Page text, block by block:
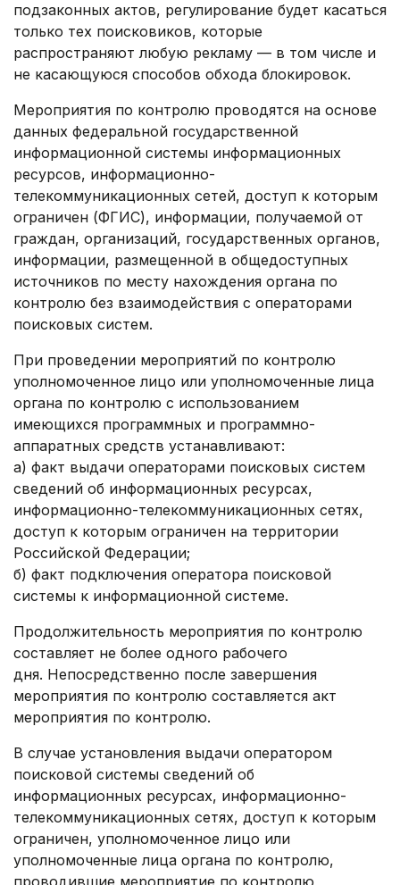
подзаконных актов, регулирование будет касаться
только тех поисковиков, которые
распространяют любую рекламу — в том числе и
не касающуюся способов обхода блокировок.
Мероприятия по контролю проводятся на основе
данных федеральной государственной
информационной системы информационных
ресурсов, информационно-
телекоммуникационных сетей, доступ к которым
ограничен (ФГИС), информации, получаемой от
граждан, организаций, государственных органов,
информации, размещенной в общедоступных
источников по месту нахождения органа по
контролю без взаимодействия с операторами
поисковых систем.
При проведении мероприятий по контролю
уполномоченное лицо или уполномоченные лица
органа по контролю с использованием
имеющихся программных и программно-
аппаратных средств устанавливают:
а) факт выдачи операторами поисковых систем
сведений об информационных ресурсах,
информационно-телекоммуникационных сетях,
доступ к которым ограничен на территории
Российской Федерации;
б) факт подключения оператора поисковой
системы к информационной системе.
Продолжительность мероприятия по контролю
составляет не более одного рабочего
дня. Непосредственно после завершения
мероприятия по контролю составляется акт
мероприятия по контролю.
В случае установления выдачи оператором
поисковой системы сведений об
информационных ресурсах, информационно-
телекоммуникационных сетях, доступ к которым
ограничен, уполномоченное лицо или
уполномоченные лица органа по контролю,